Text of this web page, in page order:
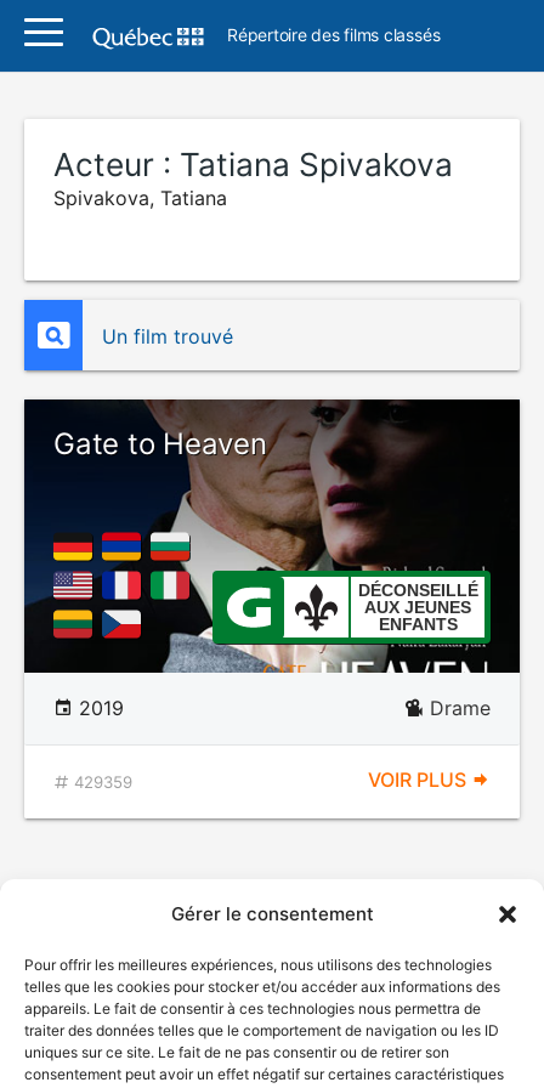
Gérer le consentement
Pour offrir les meilleures expériences, nous utilisons des technologies
telles que les cookies pour stocker et/ou accéder aux informations des
appareils. Le fait de consentir à ces technologies nous permettra de
traiter des données telles que le comportement de navigation ou les ID
uniques sur ce site. Le fait de ne pas consentir ou de retirer son
consentement peut avoir un effet négatif sur certaines caractéristiques
Répertoire des films classés
Acteur : Tatiana Spivakova
Spivakova, Tatiana
Un film trouvé
Gate to Heaven
DÉCONSEILLÉ
AUX JEUNES
ENFANTS
2019 Drame
429359 VOIR PLUS